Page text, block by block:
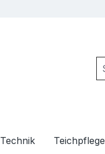
Technik Teichpflege